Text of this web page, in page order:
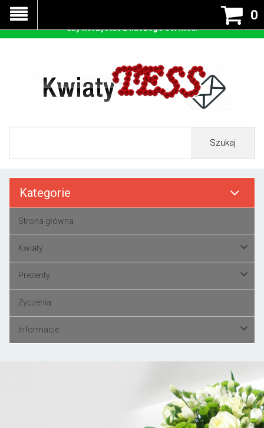
0
Szukaj
Kategorie
Strona główna
Kwiaty
Prezenty
Życzenia
Informacje
Nasza strona korzysta z cookies - czyli tzw ciastek w celu
prawidłowego działania. Zaakceptuj przyjmowanie cookies
aby korzystać z naszego serwisu.